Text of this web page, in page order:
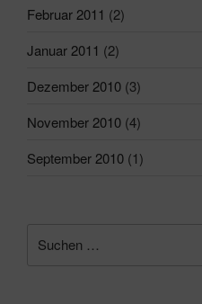
Februar 2011 (2)
Januar 2011 (2)
Dezember 2010 (3)
November 2010 (4)
September 2010 (1)
nach: